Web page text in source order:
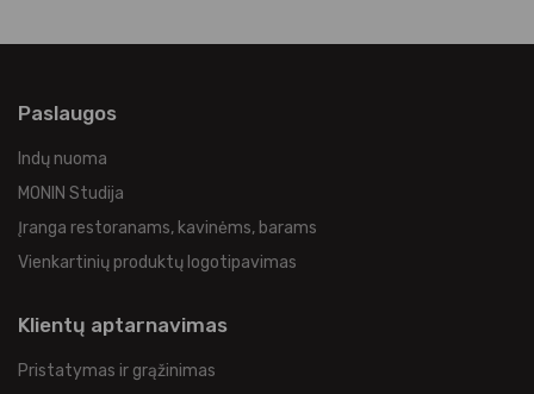
Paslaugos
Indų nuoma
MONIN Studija
Įranga restoranams, kavinėms, barams
Vienkartinių produktų logotipavimas
Klientų aptarnavimas
Pristatymas ir grąžinimas